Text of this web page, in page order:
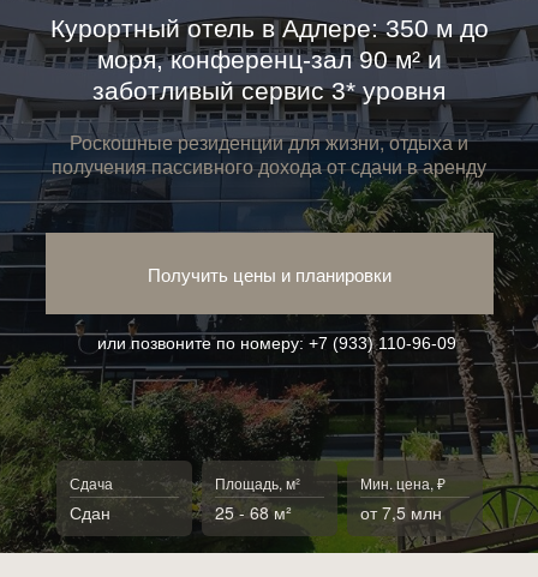
Получить цены и планировки
или позвоните по номеру: +7 (933) 110-96-09
от 7,5 млн
Мин. цена, ₽
25 - 68 м²
Площадь, м²
Сдан
Сдача
Роскошные резиденции для жизни, отдыха и
получения пассивного дохода от сдачи в аренду
Курортный отель в Адлере: 350 м до
моря, конференц-зал 90 м² и
заботливый сервис 3* уровня